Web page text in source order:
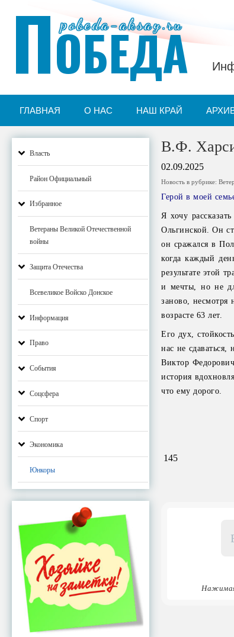
pobeda-aksay.ru
ПОБЕДА
ГЛАВНАЯ О НАС НАШ КРАЙ
Власть
Район Официальный
Избранное
Ветераны Великой Отечественной
войны
Защита Отечества
Всевеликое Войско Донское
Информация
Право
События
Соцсфера
Спорт
Экономика
Юнкоры
В.Ф.
02.09.2025
Новость в рубрике:
Герой в моей
Я хочу
Ольгинской. Он
он сражался в
когда каждый
результате этой
и мечты, но не
заново,
возрасте 63 лет.
Его дух,
нас не сдаваться,
Виктор
история
что ему дорого.
145
Нажимая